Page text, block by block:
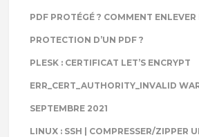
PDF PROTÉGÉ ? COMMENT ENLEVER
PROTECTION D’UN PDF ?
PLESK : CERTIFICAT LET’S ENCRYPT
ERR_CERT_AUTHORITY_INVALID
SEPTEMBRE 2021
LINUX : SSH | COMPRESSER/ZIPPER